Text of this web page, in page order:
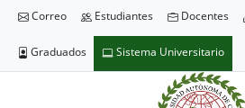
Correo Estudiantes Docentes
Graduados Sistema Universitario